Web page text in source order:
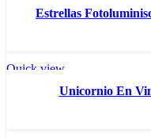
Estrellas
SOLD OU
Quick view
Unicornio En